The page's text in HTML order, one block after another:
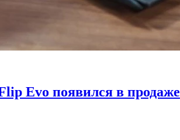
Evo появился в продаже